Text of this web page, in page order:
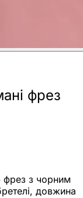
фрез
фрез з чорним
довжина